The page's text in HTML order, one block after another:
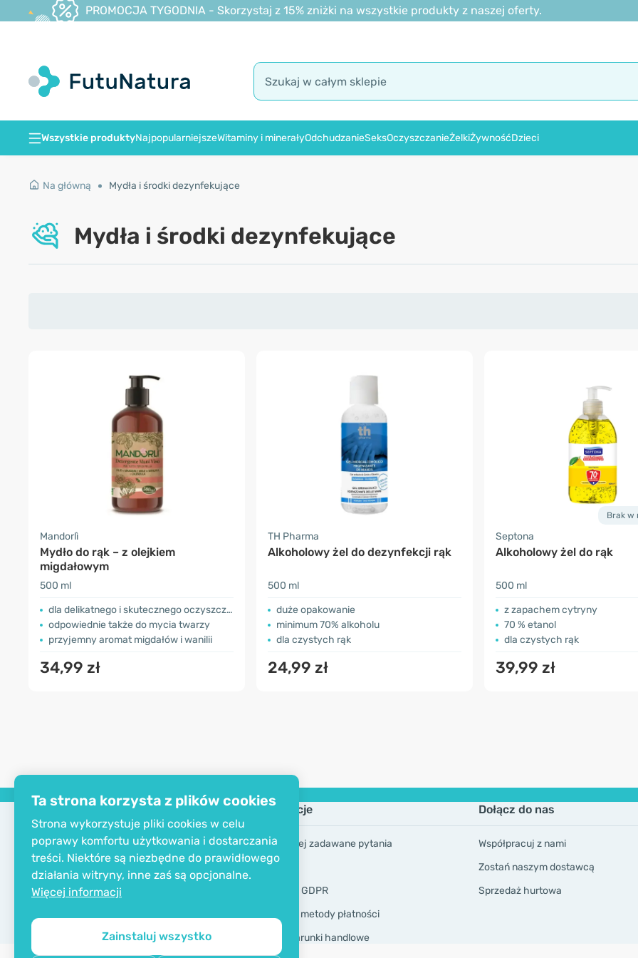
Ta strona korzysta z plików cookies
Strona wykorzystuje pliki cookies w celu
poprawy komfortu użytkowania i dostarczania
treści. Niektóre są niezbędne do prawidłowego
działania witryny, inne zaś są opcjonalne.
Więcej informacji
Zainstaluj wszystko
PROMOCJA TYGODNIA - Skorzystaj z 15% zniżki na wszystkie produkty z naszej oferty.
Wszystkie produktyNajpopularniejszeWitaminy i minerałyOdchudzanieSeksOczyszczanieŻelkiŻywnośćDzieci
Na główną Mydła i środki dezynfekujące
Mydła i środki dezynfekujące
Mandorlì
Mydło do rąk – z olejkiem
migdałowym
500 ml
dla delikatnego i skutecznego oczyszczania
odpowiednie także do mycia twarzy
przyjemny aromat migdałów i wanilii
34,99 zł
TH Pharma
Alkoholowy żel do dezynfekcji rąk
500 ml
duże opakowanie
minimum 70% alkoholu
dla czystych rąk
24,99 zł
Brak w
Septona
Alkoholowy żel do rąk
500 ml
z zapachem cytryny
70 % etanol
dla czystych rąk
39,99 zł
Firma
Skontaktuj się z nami
Certyfikat EKO
Informacje
Najczęściej zadawane pytania
Marki
Narzędzia GDPR
Dostawa i metody płatności
Ogólne warunki handlowe
Dołącz do nas
Współpracuj z nami
Zostań naszym dostawcą
Sprzedaż hurtowa